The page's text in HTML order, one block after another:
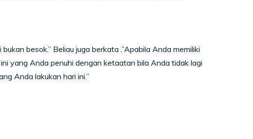
besok.” Beliau juga berkata ,”Apabila Anda memiliki
yang Anda penuhi dengan ketaatan bila Anda tidak lagi
Anda lakukan hari ini.”